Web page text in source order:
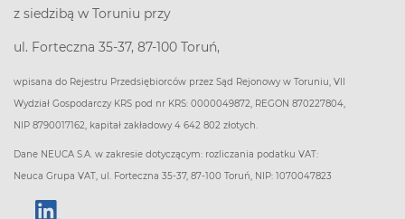
z siedzibą w Toruniu przy
ul. Forteczna 35-37, 87-100 Toruń,
wpisana do Rejestru Przedsiębiorców przez Sąd Rejonowy w Toruniu, VII
Wydział Gospodarczy KRS pod nr KRS: 0000049872, REGON 870227804,
NIP 8790017162, kapitał zakładowy 4 642 802 złotych.
Dane NEUCA S.A. w zakresie dotyczącym: rozliczania podatku VAT:
Neuca Grupa VAT, ul. Forteczna 35-37, 87-100 Toruń, NIP: 1070047823